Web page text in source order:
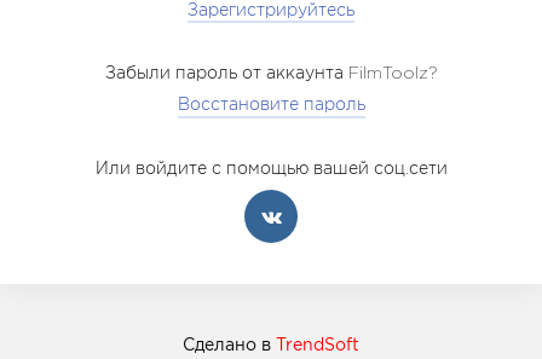
Зарегистрируйтесь
Забыли пароль от аккаунта FilmToolz?
Восстановите пароль
Или войдите с помощью вашей соц.сети
Сделано в TrendSoft